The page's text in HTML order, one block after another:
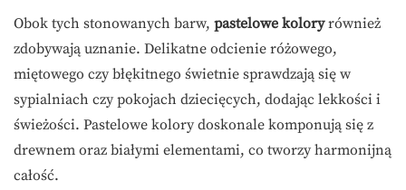
Obok tych stonowanych barw, pastelowe koloryrównież
zdobywają uznanie. Delikatne odcienie różowego,
miętowego czy błękitnego świetnie sprawdzają się w
sypialniach czy pokojach dziecięcych, dodając lekkości i
świeżości. Pastelowe kolory doskonale komponują się z
drewnem oraz białymi elementami, co tworzy harmonijną
całość.